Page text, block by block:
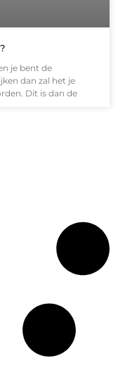
je bent de
dan zal het je
Dit is dan de